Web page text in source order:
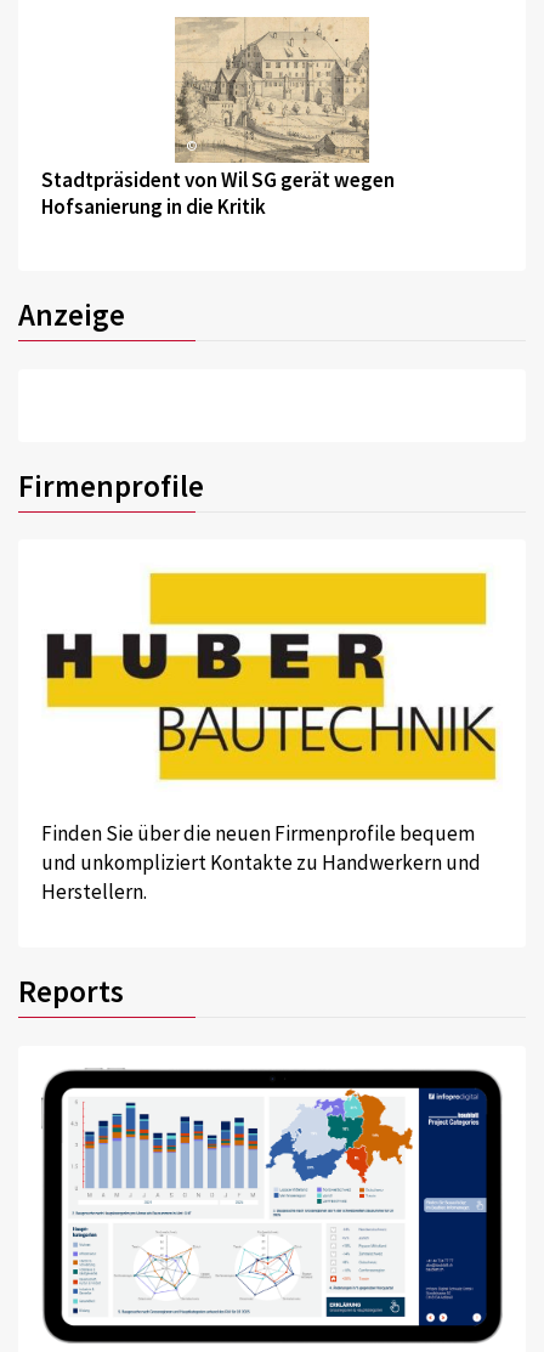
©
Stadtpräsident von Wil SG gerät wegen
Hofsanierung in die Kritik
Anzeige
Firmenprofile
Finden Sie über die neuen Firmenprofile bequem
und unkompliziert Kontakte zu Handwerkern und
Herstellern.
Reports